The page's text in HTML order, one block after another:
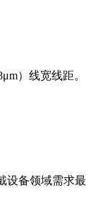
）线宽线距。
设备领域需求最